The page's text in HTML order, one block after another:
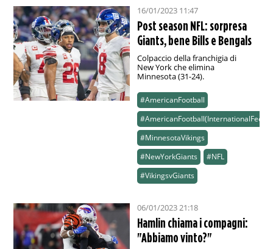
16/01/2023 11:47
Post season NFL: sorpresa
Giants, bene Bills e Bengals
Colpaccio della franchigia di
New York che elimina
Minnesota (31-24).
#AmericanFootball
#AmericanFootball(InternationalFeed)
#MinnesotaVikings
#NewYorkGiants
#NFL
#VikingsvGiants
06/01/2023 21:18
Hamlin chiama i compagni:
"Abbiamo vinto?"